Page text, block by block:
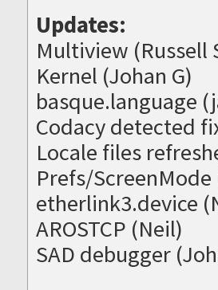
Updates:
Multiview (Russell
Kernel (Johan G)
basque.language
Codacy detected
Locale files
Prefs/
etherlink3.device
AROSTCP (Neil)
SAD debugger